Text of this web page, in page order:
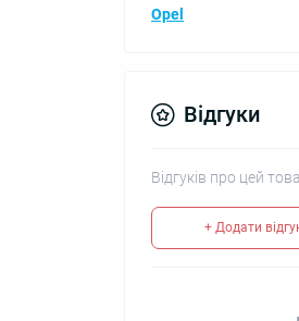
Opel
Відгуки
Відгуків про цей
+ Додати